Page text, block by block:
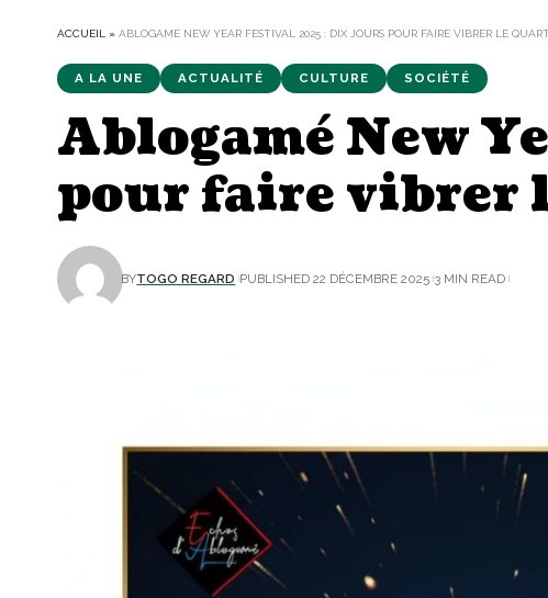
ACCUEIL » ABLOGAMÉ NEW YEAR FESTIVAL 2025 : DIX JOURS POUR FAIRE VIBRER LE
A LA UNE ACTUALITÉ CULTURE SOCIÉTÉ
Ablogamé New
pour faire vibrer
BYTOGO REGARD PUBLISHED 22 DÉCEMBRE 2025 3 MIN READ